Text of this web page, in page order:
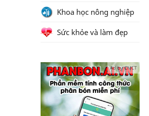
Khoa học nông nghiệp
Sức khỏe và làm đẹp
Ad by CNCT